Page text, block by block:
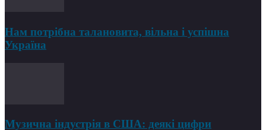
Нам потрібна талановита, вільна і успішна
Україна
Музична індустрія в США: деякі цифри